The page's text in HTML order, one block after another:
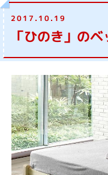
2017.10.19
「ひのき」のベ